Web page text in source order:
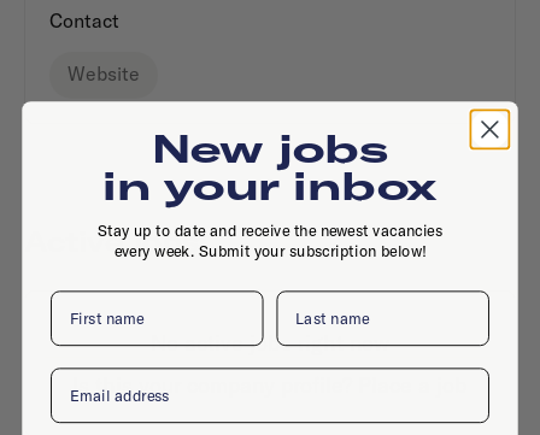
Contact
Website
Active jobs
No active jobs right now
Is this your company profile?
New jobs
in your inbox
Stay up to date and receive the newest vacancies
every week. Submit your subscription below!
First name Last name
Email